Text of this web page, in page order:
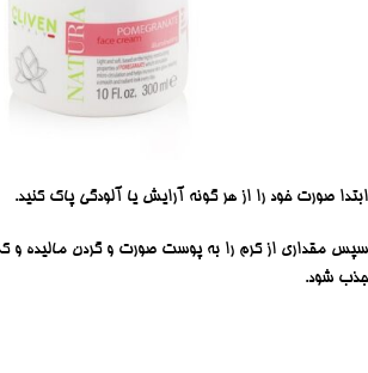
ابتدا صورت خود را از هر گونه آرایش یا آلودگی پاک کنید.
سپس مقداری از کرم را به پوست صورت و گردن مالیده و
جذب شود.